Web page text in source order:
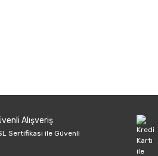
daha pahalı.
alternatifler olmalı.
Alışveriş
Sertifikası ile Güvenli